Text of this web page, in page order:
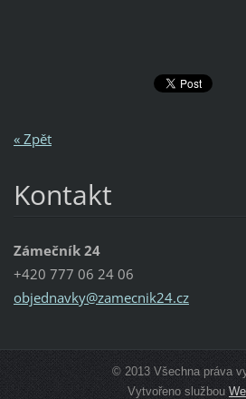
« Zpět
Kontakt
Zámečník 24
+420 777 06 24 06
objednavky@zamecnik24.cz
© 2013 Všechna práva
Vytvořeno službou